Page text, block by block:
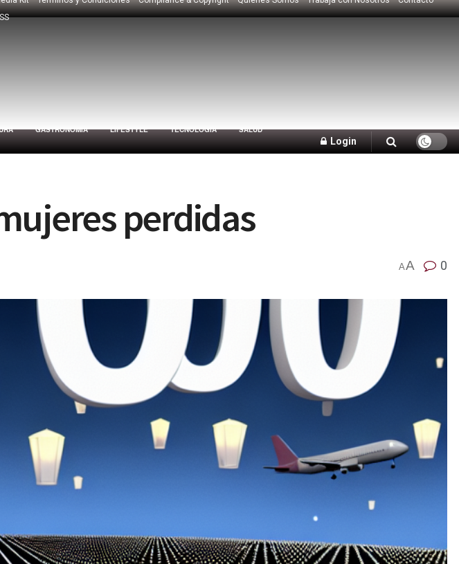
GASTRONOMÍA LIFESTYLE TECNOLOGÍA SALUD
Login
perdidas
AA 0